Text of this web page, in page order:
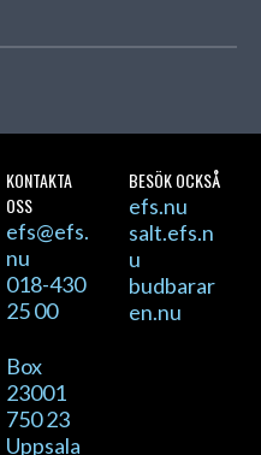
KONTAKTA
OSS
efs@efs.
nu
018-430
25 00
Box
23001
750 23
Uppsala
BESÖK OCKSÅ
efs.nu
salt.efs.n
u
budbarar
en.nu